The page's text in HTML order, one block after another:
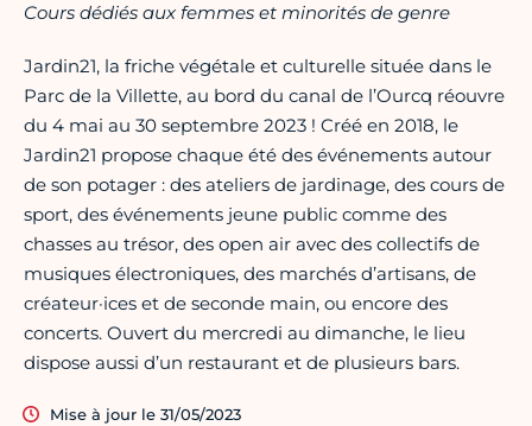
Cours dédiés aux femmes et minorités de genre
Jardin21, la friche végétale et culturelle située dans le
Parc de la Villette, au bord du canal de l’Ourcq réouvre
du 4 mai au 30 septembre 2023 ! Créé en 2018, le
Jardin21 propose chaque été des événements autour
de son potager : des ateliers de jardinage, des cours de
sport, des événements jeune public comme des
chasses au trésor, des open air avec des collectifs de
musiques électroniques, des marchés d’artisans, de
créateur·ices et de seconde main, ou encore des
concerts. Ouvert du mercredi au dimanche, le lieu
dispose aussi d’un restaurant et de plusieurs bars.
Mise à jour le 31/05/2023